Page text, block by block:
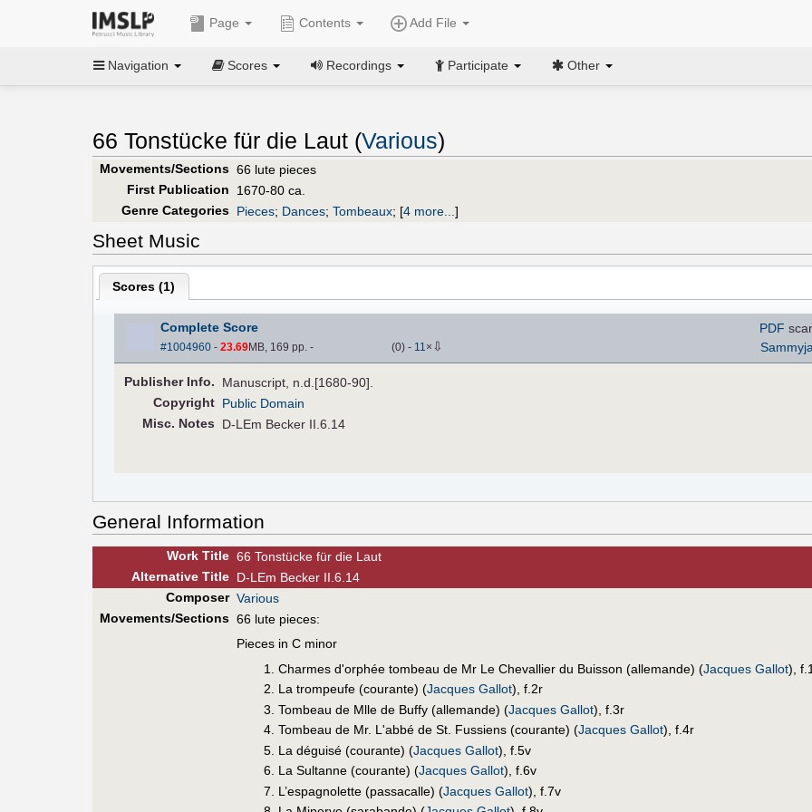
Page Contents Add File
Navigation Scores Recordings Participate Other
66 Tonstücke für die Laut (Various)
Movements/Sections 66 lute pieces
First Publication
1670-80 ca.
Genre Categories Pieces; Dances; Tombeaux; [4 more... ]
Sheet Music
Scores (1)
Complete Score
#1004960- 23.69MB, 169 pp. - (0) - 11 × ⇩
PDF
PublisherInfo.
Manuscript, n.d.[1680-90].
Copyright Public Domain
Misc. Notes
D-LEm Becker II.6.14
General Information
Work Title 66 Tonstücke für die Laut
AlternativeTitle D-LEm Becker II.6.14
Composer Various
Movements/Sections 66 lute pieces:
Pieces in C minor
Charmes d'orphée tombeau de Mr Le Chevallier du Buisson (allemande) (Jacques Gallot),
La trompeufe (courante) (Jacques Gallot), f.2r
Tombeau de Mlle de Buffy (allemande) (Jacques Gallot), f.3r
Tombeau de Mr. L'abbé de St. Fussiens (courante) (Jacques Gallot), f.4r
La déguisé (courante) (Jacques Gallot), f.5v
La Sultanne (courante) (Jacques Gallot), f.6v
L’espagnolette (passacalle) (Jacques Gallot), f.7v